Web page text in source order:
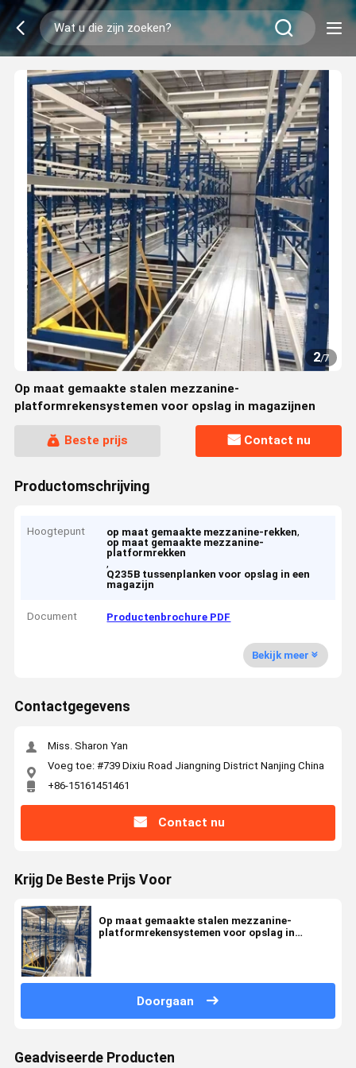
2/7
Op maat gemaakte stalen mezzanine-
platformrekensystemen voor opslag in magazijnen
Beste prijs Contact nu
Productomschrijving
Hoogtepunt op maat gemaakte mezzanine-rekken,
op maat gemaakte mezzanine-
platformrekken
,
Q235B tussenplanken voor opslag in een
magazijn
Document Productenbrochure PDF
Bekijk meer
Contactgegevens
Miss. Sharon Yan
Voeg toe: #739 Dixiu Road Jiangning District Nanjing China
+86-15161451461
Contact nu
Krijg De Beste Prijs Voor
Op maat gemaakte stalen mezzanine-
platformrekensystemen voor opslag in
Doorgaan
Geadviseerde Producten